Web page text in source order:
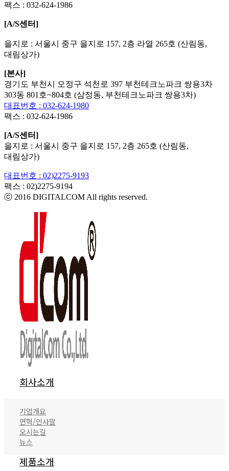
팩스 : 032-624-1986
[A/S센터]
을지로 : 서울시 중구 을지로 157, 2층 라열 265호 (산림동,
대림상가)
[본사]
경기도 부천시 오정구 석천로 397 부천테크노파크 쌍용3차
303동 801호~804호 (삼정동, 부천테크노파크 쌍용3차)
대표번호 : 032-624-1980
팩스 : 032-624-1986
[A/S센터]
을지로 : 서울시 중구 을지로 157, 2층 265호 (산림동,
대림상가)
대표번호 : 02)2275-9193
팩스 : 02)2275-9194​
ⓒ 2016 DIGITALCOM All rights reserved.
회사소개
기업개요
연혁/인사말
오시는길
뉴스
제품소개